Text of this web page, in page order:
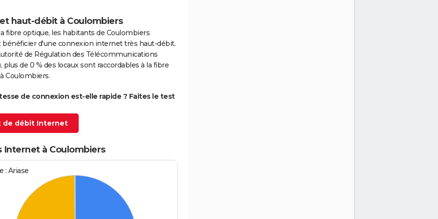
haut-débit à Coulombiers
fibre optique, les habitants de Coulombiers
bénéficier d'une connexion internet très haut-débit.
de Régulation des Télécommunications
plus de 0 % des locaux sont raccordables à la fibre
Coulombiers.
de connexion est-elle rapide ? Faites le test
de débit Internet
Internet à Coulombiers
: Ariase